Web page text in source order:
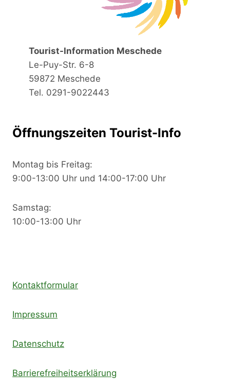
Tourist-Information Meschede
Le-Puy-Str. 6-8
59872 Meschede
Tel. 0291-9022443
Öffnungszeiten Tourist-Info
Montag bis Freitag:
9:00-13:00 Uhr und 14:00-17:00 Uhr
Samstag:
10:00-13:00 Uhr
Kontaktformular
Impressum
Datenschutz
Barrierefreiheitserklärung